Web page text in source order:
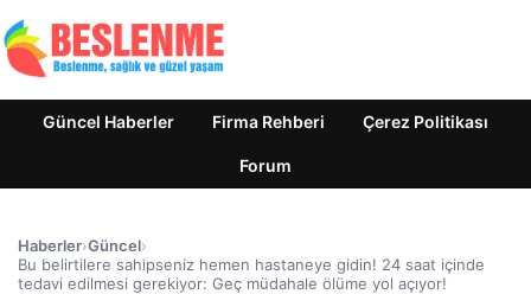
Güncel Haberler Firma Rehberi Çerez Politikası
Forum
Haberler›Güncel›
Bu belirtilere sahipseniz hemen hastaneye gidin! 24 saat içinde
tedavi edilmesi gerekiyor: Geç müdahale ölüme yol açıyor!